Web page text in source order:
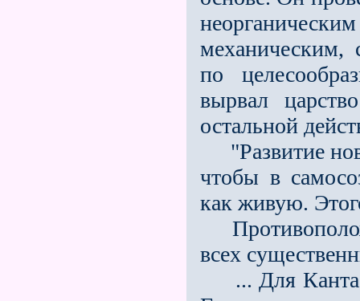
механическим,
по
вырвал
остальной
"Развитие
чтобы в
как живую.
всех
... Для Канта